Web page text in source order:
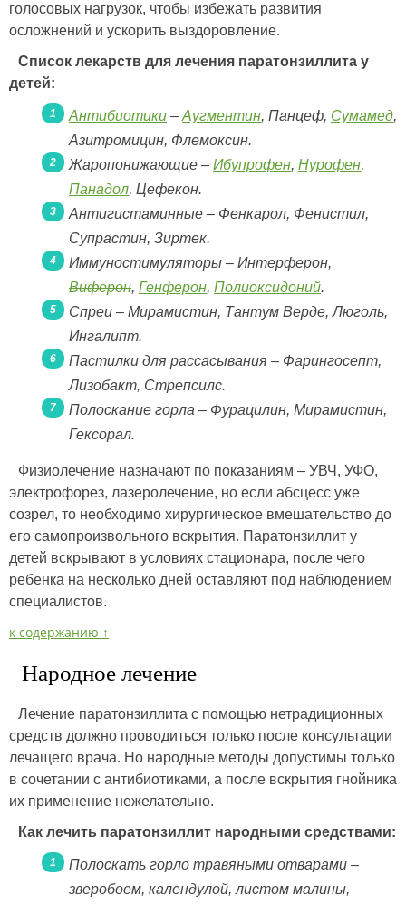
голосовых нагрузок, чтобы избежать развития
осложнений и ускорить выздоровление.
Список лекарств для лечения паратонзиллита у
детей:
Антибиотики – Аугментин, Панцеф, Сумамед,
Азитромицин, Флемоксин.
Жаропонижающие – Ибупрофен, Нурофен,
Панадол, Цефекон.
Антигистаминные – Фенкарол, Фенистил,
Супрастин, Зиртек.
Иммуностимуляторы – Интерферон,
Виферон, Генферон, Полиоксидоний.
Спреи – Мирамистин, Тантум Верде, Люголь,
Ингалипт.
Пастилки для рассасывания – Фарингосепт,
Лизобакт, Стрепсилс.
Полоскание горла – Фурацилин, Мирамистин,
Гексорал.
Физиолечение назначают по показаниям – УВЧ, УФО,
электрофорез, лазеролечение, но если абсцесс уже
созрел, то необходимо хирургическое вмешательство до
его самопроизвольного вскрытия. Паратонзиллит у
детей вскрывают в условиях стационара, после чего
ребенка на несколько дней оставляют под наблюдением
специалистов.
к содержанию ↑
Народное лечение
Лечение паратонзиллита с помощью нетрадиционных
средств должно проводиться только после консультации
лечащего врача. Но народные методы допустимы только
в сочетании с антибиотиками, а после вскрытия гнойника
их применение нежелательно.
Как лечить паратонзиллит народными средствами:
Полоскать горло травяными отварами –
зверобоем, календулой, листом малины,